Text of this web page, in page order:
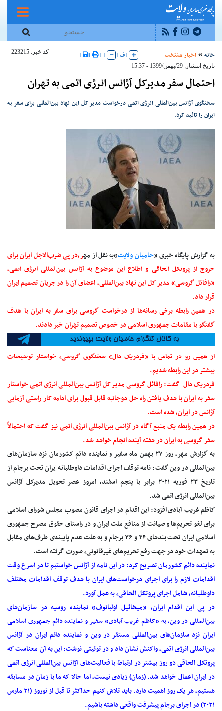
خانه اخبار منتخب |ف |
|
|
|
|
کد خبر: 223215
تاریخ انتشار: 29/بهمن/1399 - 15:37
احتمال سفر مدیرکل آژانس انرژی اتمی به تهران
سخنگوی آژانس بین‌المللی انرژی اتمی درخواست مدیر کل این نهاد بین‌المللی برای سفر به
ایران را تائید کرد.
به گزارش پایگاه خبری «حامیان ولایت»به نقل از مهر،در پی ضرب‌الاجل ایران برای
خروج از پروتکل الحاقی و اطلاع این موضوع به آژانس بین‌المللی انرژی اتمی،
«رافائل گروسی» مدیر کل این نهاد بین‌المللی، اعضای آن را در جریان تصمیم ایران
قرار داد.
در همین رابطه برخی رسانه‌ها از درخواست گروسی برای سفر به ایران با هدف
گفتگو با مقامات جمهوری اسلامی در خصوص تصمیم تهران خبر دادند.
از همین رو در تماس با «فردریک دال» سخنگوی گروسی، خواستار توضیحات
بیشتر در این رابطه شدیم.
فردریک دال گفت: رافائل گروسی مدیر کل آژانس بین‌المللی انرژی اتمی خواستار
سفر به ایران با هدف یافتن راه حل دوجانبه قابل قبول برای ادامه کار راستی آزمایی
آژانس در ایران، شده است.
در همین رابطه یک منبع آگاه در آژانس بین‌المللی انرژی اتمی نیز گفت که احتمالاً
سفر گروسی به ایران در هفته آینده انجام خواهد شد.
به گزارش مهر، روز ۲۷ بهمن ماه سفیر و نماینده دائم کشورمان نزد سازمان‌های
بین‌المللی در وین گفت: نامه توقف اجرای اقدامات داوطلبانه ایران تحت برجام از
تاریخ ۲۳ فوریه ۲۰۲۱ برابر با پنجم اسفند، امروز عصر تحویل مدیرکل آژانس
بین‌المللی انرژی اتمی شد.
کاظم غریب آبادی افزود: این اقدام در اجرای قانون مصوب مجلس شورای اسلامی
برای لغو تحریم‌ها و صیانت از منافع ملت ایران و در راستای حقوق مصرح جمهوری
اسلامی ایران تحت بندهای ۲۶ و ۳۶ برجام و به علت عدم پایبندی طرف‌های مقابل
به تعهدات خود در جهت رفع تحریم‌های غیرقانونی، صورت گرفته است.
نماینده دائم کشورمان تصریح کرد: در این نامه از آژانس خواستیم تا در اسرع وقت
اقدامات لازم را برای اجرای درخواست‌های ایران با هدف توقف اقدامات مختلف
داوطلبانه، شامل اجرای پروتکل الحاقی، به عمل آورد.
در پی این اقدام ایران، «میخائیل اولیانوف» نماینده روسیه در سازمان‌های
بین‌المللی در وین، به «کاظم غریب آبادی» سفیر و نماینده دائم جمهوری اسلامی
ایران نزد سازمان‌های بین‌المللی مستقر در وین و نماینده دائم ایران در آژانس
بین‌المللی انرژی اتمی، واکنش نشان داد و در توئیتی نوشت: این به آن معناست که
پروتکل الحاقی دو روز بیشتر در ارتباط با فعالیت‌های آژانس بین‌المللی انرژی اتمی
در ایران اعمال خواهد شد. (زمان) زیادی نیست، اما حالا که ما با زمان در مسابقه
هستیم، هر یک روز اهمیت دارد. باید تلاش کنیم حداکثر تا قبل از نوروز (۲۱ مارس
۲۰۲۱) در اجرای برجام پیشرفت واقعی داشته باشیم.